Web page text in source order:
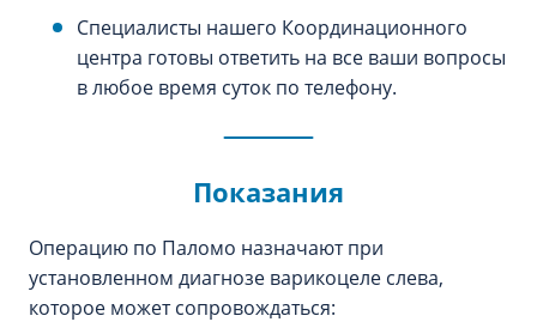
Специалисты нашего Координационного
центра готовы ответить на все ваши вопросы
в любое время суток по телефону.
Показания
Операцию по Паломо назначают при
установленном диагнозе варикоцеле слева,
которое может сопровождаться: